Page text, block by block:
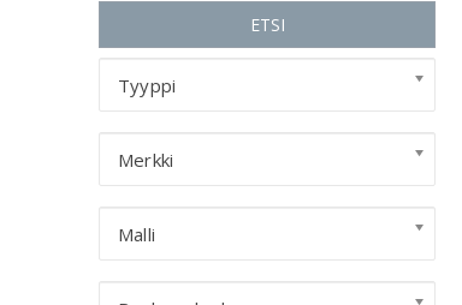
ETSI
Tyyppi
Merkki
Malli